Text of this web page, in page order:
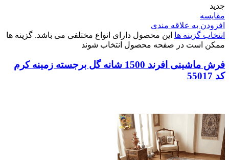
جدید
مقایسه
افزودن به علاقه مندی
انتخاب گزینه ها این محصول دارای انواع مختلفی می باشد. گزینه ها
ممکن است در صفحه محصول انتخاب شوند
فرش ماشینی افرند 1500 شانه گل برجسته زمینه کرم
کد 55017